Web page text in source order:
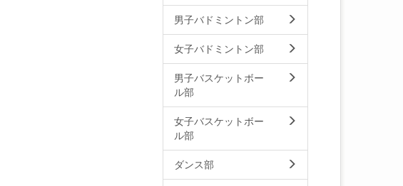
男子バドミントン部
女子バドミントン部
男子バスケットボー
ル部
女子バスケットボー
ル部
ダンス部